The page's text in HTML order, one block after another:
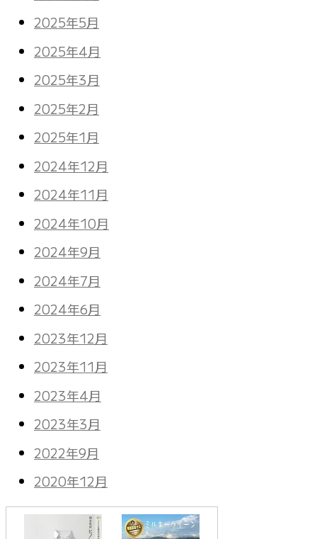
2025年5月
2025年4月
2025年3月
2025年2月
2025年1月
2024年12月
2024年11月
2024年10月
2024年9月
2024年7月
2024年6月
2023年12月
2023年11月
2023年4月
2023年3月
2022年9月
2020年12月